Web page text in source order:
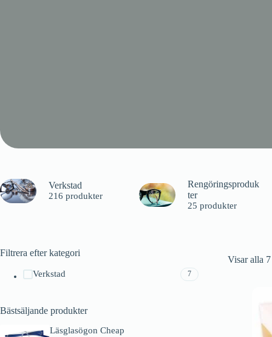
Verkstad
216 produkter
Rengöringsproduk
ter
25 produkter
Visar alla
Filtrera efter kategori
Verkstad 7
Bästsäljande produkter
Läsglasögon Cheap